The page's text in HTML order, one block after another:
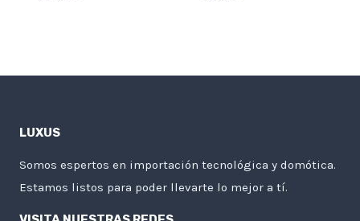
LUXUS
Somos espertos en importación tecnológica y domótica.
Estamos listos para poder llevarte lo mejor a tí.